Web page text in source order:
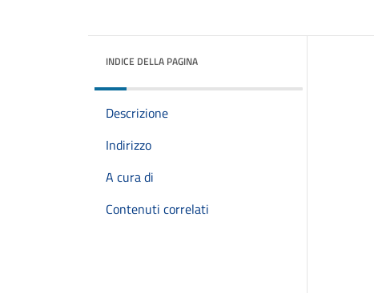
INDICE DELLA PAGINA
Descrizione
Indirizzo
A cura di
Contenuti correlati